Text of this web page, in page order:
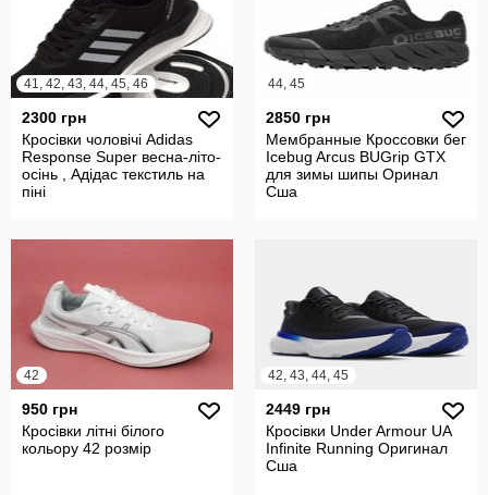
41, 42, 43, 44, 45, 46
2300 грн
Кросівки чоловічі Adidas
Response Super весна-літо-
осінь , Адідас текстиль на
піні
44, 45
2850 грн
Мембранные Кроссовки бег
Icebug Arcus BUGrip GTX
для зимы шипы Оринал
Сша
42
950 грн
Кросівки літні білого
кольору 42 розмір
42, 43, 44, 45
2449 грн
Кросівки Under Armour UA
Infinite Running Оригинал
Сша